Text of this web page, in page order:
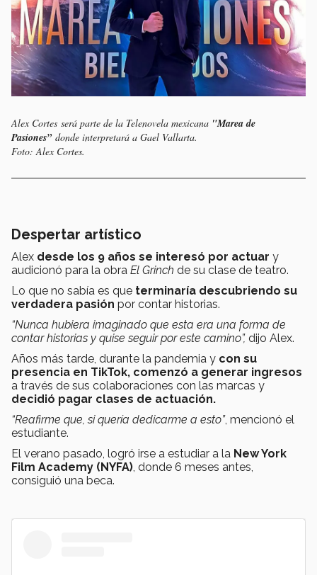
Alex Cortes será parte de la Telenovela mexicana "Marea de
Pasiones” donde interpretará a Gael Vallarta.
Foto: Alex Cortes.
Despertar artístico
Alex desde los 9 años se interesó por actuar y
audicionó para la obra El Grinch de su clase de teatro.
Lo que no sabía es que terminaría descubriendo su
verdadera pasión por contar historias.
“Nunca hubiera imaginado que esta era una forma de
contar historias y quise seguir por este camino”, dijo Alex.
Años más tarde, durante la pandemia y con su
presencia en TikTok, comenzó a generar ingresos
a través de sus colaboraciones con las marcas y
decidió pagar clases de actuación.
“Reafirme que, si quería dedicarme a esto”, mencionó el
estudiante.
El verano pasado, logró irse a estudiar a la New York
Film Academy (NYFA), donde 6 meses antes,
consiguió una beca.